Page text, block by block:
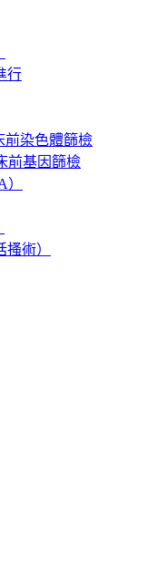
行
前染色體篩檢
前基因篩檢
術）